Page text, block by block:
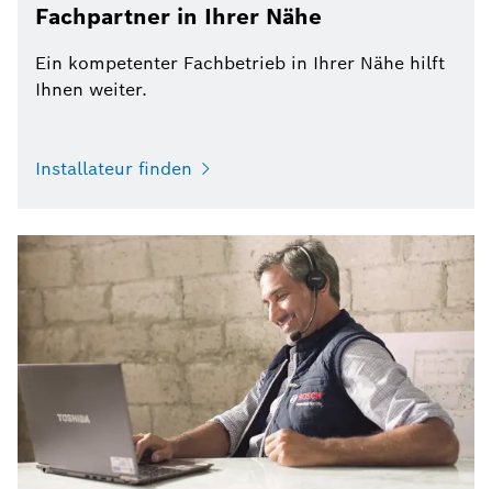
Fachpartner in Ihrer Nähe
Ein kompetenter Fachbetrieb in Ihrer Nähe hilft
Ihnen weiter.
Installateur finden